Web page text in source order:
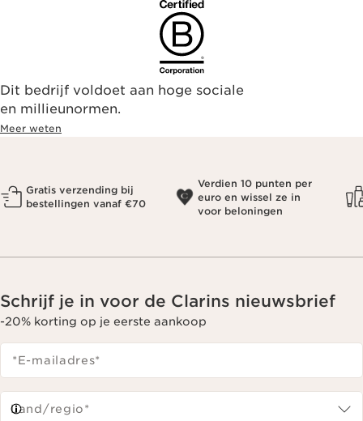
Dit bedrijf voldoet aan hoge sociale
en millieunormen.
Meer weten
Gratis verzending bij
bestellingen vanaf €70
Verdien 10 punten per
euro en wissel ze in
voor beloningen
Schrijf je in voor de Clarins nieuwsbrief
-20% korting op je eerste aankoop
*E-mailadres*
Land/regio*